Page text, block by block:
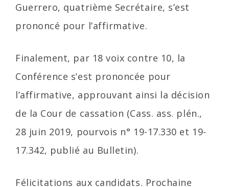
Guerrero, quatrième Secrétaire, s’est
prononcé pour l’affirmative.
Finalement, par 18 voix contre 10, la
Conférence s’est prononcée pour
l’affirmative, approuvant ainsi la décision
de la Cour de cassation (Cass. ass. plén.,
28 juin 2019, pourvois n° 19-17.330 et 19-
17.342, publié au Bulletin).
Félicitations aux candidats. Prochaine